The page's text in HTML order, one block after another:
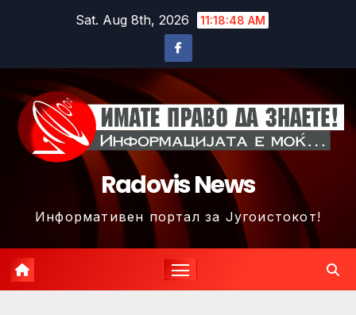
Sat. Aug 8th, 2026 11:18:51 AM
Radovis News
Информативен портал за Југоистокот!